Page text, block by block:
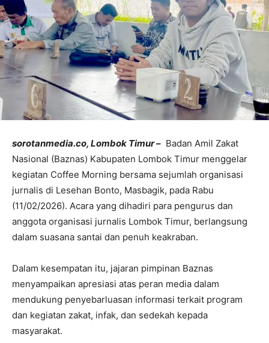
sorotanmedia.co, Lombok Timur – Badan Amil Zakat
Nasional (Baznas) Kabupaten Lombok Timur menggelar
kegiatan Coffee Morning bersama sejumlah organisasi
jurnalis di Lesehan Bonto, Masbagik, pada Rabu
(11/02/2026). Acara yang dihadiri para pengurus dan
anggota organisasi jurnalis Lombok Timur, berlangsung
dalam suasana santai dan penuh keakraban.
Dalam kesempatan itu, jajaran pimpinan Baznas
menyampaikan apresiasi atas peran media dalam
mendukung penyebarluasan informasi terkait program
dan kegiatan zakat, infak, dan sedekah kepada
masyarakat.